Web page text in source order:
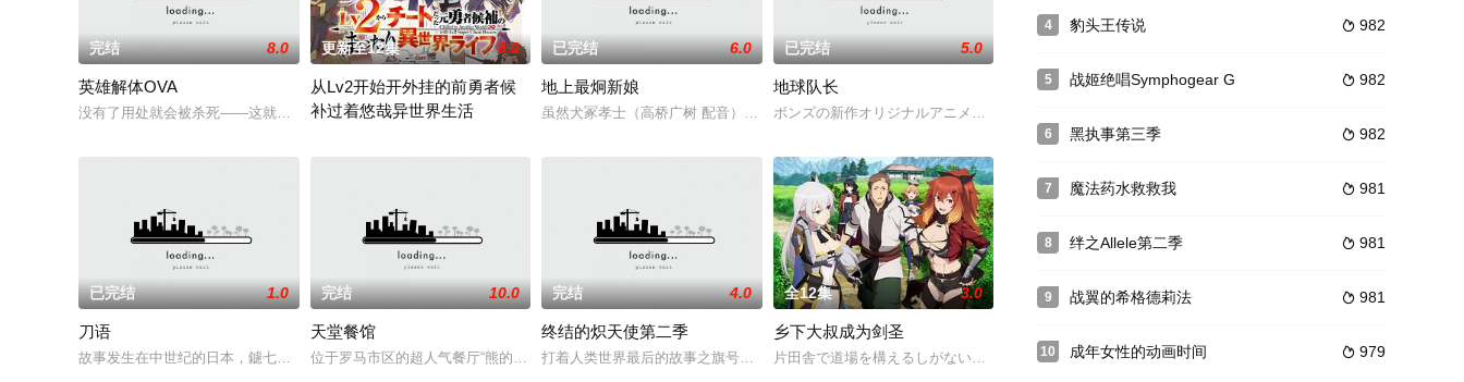
完结 8.0
英雄解体OVA
没有了用处就会被杀死——这就是英雄的宿命。就像那圣女贞德一般。 &nbsp; &nbsp; &nbsp; &n
更新至12集 8.0
从Lv2开始开外挂的前勇者候
补过着悠哉异世界生活
巴那萨以勇者候补的身分被召唤到位于异世界的库莱洛德魔法国，由于他的能力只相当于一般市民，所以被烙上了失格勇者的烙印。结果发生失误造成巴那萨的遣
已完结 6.0
地上最炯新娘
虽然犬冢孝士（高桥广树 配音）出生在武术之家，但他本人却是个绝对反对暴力的人士。某一日，一个粉色头发的可爱少女出现在了他的面前，并
已完结 5.0
地球队长
ボンズの新作オリジナルアニメ『キャプテンアース』が始動。「STAR DRIVER 輝きのタクト」で監督を務
已完结 1.0
刀语
故事发生在中世纪的日本，鑢七花（细谷佳正 配音）是一个外表强壮头脑简单的男子，生于武术世家的他背负着传承“虚刀流”的重任。从小到大，鑢七花便被
完结 10.0
天堂餐馆
位于罗马市区的超人气餐厅“熊的小屋”，看似萌点满满的名字下，里面的所有服务人员全都是带着老花眼镜的绅士。据说，这来自于餐厅老板娘的喜好。从乡下
完结 4.0
终结的炽天使第二季
打着人类世界最后的故事之旗号，描绘了某一天因未知病毒的肆虐，人类面临着灭亡的窘境。此时，只有13岁以下的孩子们不会被病毒所感染，而
全12集 3.0
乡下大叔成为剑圣
片田舎で道場を構えるしがない剣術師範の中年、ベリル?ガーデナント。剣士としての頂を目指した日々は
4  982
豹头王传说
5  982
战姬绝唱Symphogear G
6  982
黑执事第三季
7  981
魔法药水救救我
8  981
绊之Allele第二季
9  981
战翼的希格德莉法
10  979
成年女性的动画时间